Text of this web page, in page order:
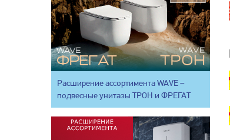
Расширение ассортимента WAVE –
подвесные унитазы ТРОН и ФРЕГАТ